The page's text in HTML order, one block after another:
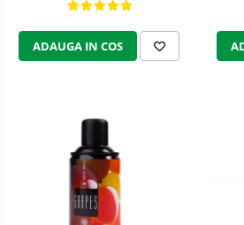
Neutralizare miros si odorizare
textile,masini de spalat ,uscatoare
rufe
Solutii indepartare pete si
articole din piele
Articole complementare
Articole Menaj & Accesorii pentru
Lavete si seturi lavete
ADAUGA IN COS